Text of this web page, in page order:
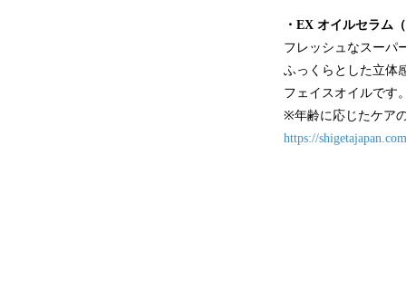
・EX オイルセラム
フレッシュなスーパ
ふっくらとした立体
フェイスオイルです
※年齢に応じたケア
https://